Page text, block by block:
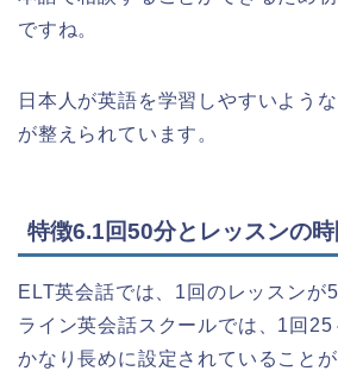
ですね。
日本人が英語を学習しやすいよう
が整えられています。
特徴6.1回50分とレッスンの
ELT英会話では、1回のレッスンが
ライン英会話スクールでは、1回25
かなり長めに設定されていることが